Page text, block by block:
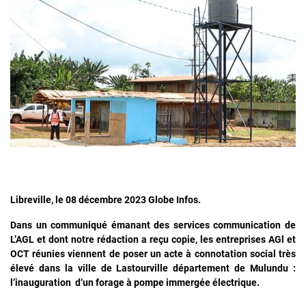
Libreville, le 08 décembre 2023 Globe Infos.
Dans un communiqué émanant des services communication de
L’AGL et dont notre rédaction a reçu copie, les entreprises AGl et
OCT réunies viennent de poser un acte à connotation social très
élevé dans la ville de Lastourville département de Mulundu :
l’inauguration d’un forage à pompe immergée électrique.